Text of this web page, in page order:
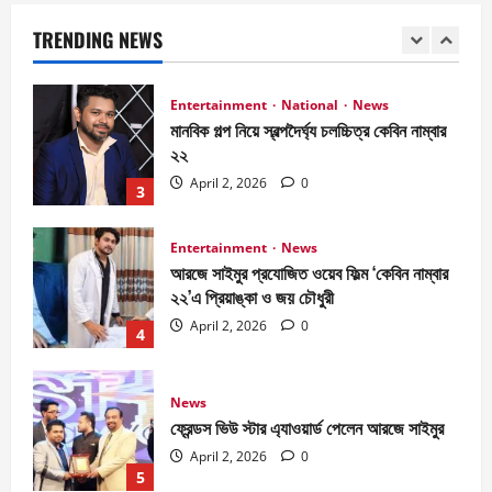
TRENDING NEWS
2
3
Entertainment National News
মানবিক গল্প নিয়ে স্বল্পদৈর্ঘ‍্য চলচ্চিত্র কেবিন নাম্বার
২২
April 2, 2026 0
4
Entertainment News
আরজে সাইমুর প্রযোজিত ওয়েব ফিল্ম ‘কেবিন নাম্বার
২২’এ প্রিয়াঙ্কা ও জয় চৌধুরী
April 2, 2026 0
5
News
ফ্রেন্ডস ভিউ স্টার এ্যাওয়ার্ড পেলেন আরজে সাইমুর
April 2, 2026 0